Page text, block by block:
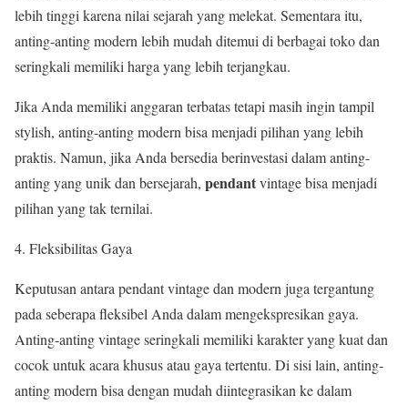
lebih tinggi karena nilai sejarah yang melekat. Sementara itu,
anting-anting modern lebih mudah ditemui di berbagai toko dan
seringkali memiliki harga yang lebih terjangkau.
Jika Anda memiliki anggaran terbatas tetapi masih ingin tampil
stylish, anting-anting modern bisa menjadi pilihan yang lebih
praktis. Namun, jika Anda bersedia berinvestasi dalam anting-
anting yang unik dan bersejarah, pendantvintage bisa menjadi
pilihan yang tak ternilai.
Fleksibilitas Gaya
Keputusan antara pendant vintage dan modern juga tergantung
pada seberapa fleksibel Anda dalam mengekspresikan gaya.
Anting-anting vintage seringkali memiliki karakter yang kuat dan
cocok untuk acara khusus atau gaya tertentu. Di sisi lain, anting-
anting modern bisa dengan mudah diintegrasikan ke dalam